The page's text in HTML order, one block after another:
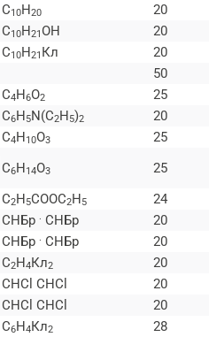
C10H20
20
C10H21ОН
20
C10H21 Кл
20
50
C4H6O2
25
C6H5N(C2H5)2
20
C4H10O3
25
C6H14O3
25
C2H5СООС2H5
24
СНБр . СНБр
20
СНБр . СНБр
20
C2H4Кл2
20
CHCl CHCl
20
CHCl CHCl
20
C6H4Кл2
28